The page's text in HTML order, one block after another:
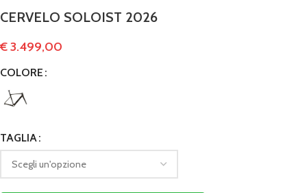
CERVELO SOLOIST 2026
€3.499,00
COLORE
TAGLIA